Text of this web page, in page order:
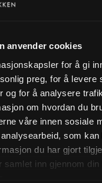
anvender cookies
for å gi
preg, for å levere
og for å analysere
om hvordan du
våre innen sosiale
som
du har gjort
samlet inn gjennom din
ser jeg